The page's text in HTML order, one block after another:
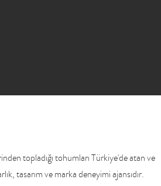
topladığı tohumları Türkiye'de atan ve
tasarım ve marka deneyimi ajansıdır.